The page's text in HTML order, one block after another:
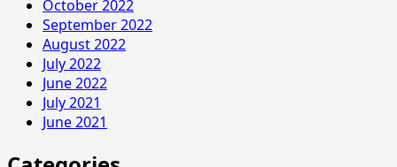
October 2022
September 2022
August 2022
July 2022
June 2022
July 2021
June 2021